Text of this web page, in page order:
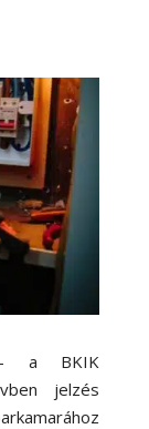
– a BKIK
jelzés